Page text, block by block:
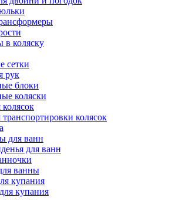
в коляску
сетки
рук
блоки
коляски
колясок
для ванн
для ванн
ванны
купания
купания